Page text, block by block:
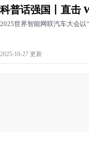
科普话强国丨直击
2025世界智能网联汽车大会以
2025-10-27 更新